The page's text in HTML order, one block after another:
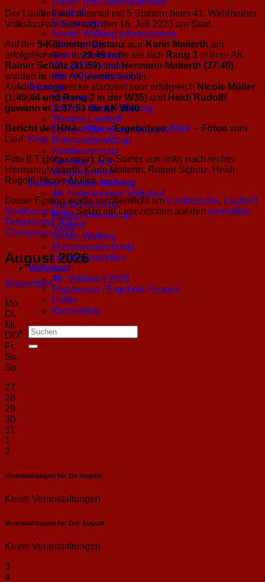
Lauftreff
Übungsleiter
Nordic-Walking Informationen
Historisches
Vereinskleidung
Wir auf Facebook
Wir im Kilometerspiel
Termine
Kalender
Termine Nordic-Walking
Termine Lauftreff
Termine Marathonstützpunkt
Reinhardswaldcup
Nordhessencup
Sonstige Läufe
Vereinstermine
Laufen / Nordic-Walking
46. Hofgeismarer Volkslauf
Nordhessencup
Reinhardswaldcup
Lauftreff
Nordic-Walking
Marathonstützpunkt
Lieblingsstrecken
Volkslauf
46. Volkslauf 2026
Ergebnisse / Ergebnis-Historie
Helfer
Kuchenliste
Der Lauftreff war diesmal mit 5 Startern beim 41. Wehlheider
Volkslauf am Sonntag, den 16. Juli 2023 am Start.
Auf der 5-Kilometer-Distanz war Karin Maiterth am
erfolgreichsten. In29:49holte sie sich Rang 3 in ihrer AK.
Rainer Schütz (31:59)undHermann Maiterth (37:49)
wurden in ihrer AK jeweils Siebter.
Auf der Langstrecke starteten sehr erfolgreich Nicole Müller
(1:40:44 und Rang 2 in der W35) und Heidi Rudolff
gewann in 1:37:53 die AK W40.
Bericht der HNA: Klick–Ergebnisse:Klick – Fotos vom
Lauf: Klick
Foto (LT Hofgeismar): Die Starter von links nach rechts:
Hermann Maiterth, Karin Maiterth, Rainer Schütz, Heidi
Rudolff, Nicole Müller.
Dieser Eintrag wurde veröffentlicht am Laufberichte, Lauftreff,
Nordhessencup. Setze ein Lesezeichen auf den permalink.
Tierparklauf 2023
Cherryman 2023
August 2026
September
Mo.
Di.
Mi.
DO.
Fr.
Sa.
So.
27
28
29
30
31
1
2
Veranstaltungen für 1st August
Keine Veranstaltungen
Veranstaltungen für 2nd August
Keine Veranstaltungen
3
4